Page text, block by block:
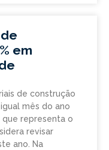
em
de construção
mês do ano
que representa o
revisar
ano. Na